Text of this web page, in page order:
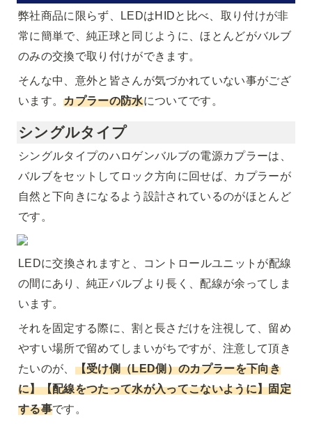
弊社商品に限らず、LEDはHIDと比べ、取り付けが非
常に簡単で、純正球と同じように、ほとんどがバルブ
のみの交換で取り付けができます。
そんな中、意外と皆さんが気づかれていない事がござ
います。カプラーの防水についてです。
シングルタイプ
シングルタイプのハロゲンバルブの電源カプラーは、
バルブをセットしてロック方向に回せば、カプラーが
自然と下向きになる よう設計されているのがほとんど
です。
LEDに交換されますと、コントロールユニットが配線
の間にあり、純正バルブより長く、配線が余ってしま
います。
それを固定する際に、割と長さだけを注視して、留め
やすい場所で留めてしまいがちですが、注意して頂き
たいのが、 【受け側（LED側）のカプラーを下向き
に】【配線をつたって水が入ってこないように】固定
する事です。